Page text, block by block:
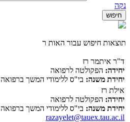
נקה
תוצאות חיפוש עבור האות ר
ד"ר איתמר רז
יחידה: הפקולטה לרפואה
יחידת משנה: בי"ס ללימודי המשך ברפואה
אילת רז
יחידה: הפקולטה לרפואה
יחידת משנה: בי"ס ללימודי המשך ברפואה
razayelet@tauex.tau.ac.il